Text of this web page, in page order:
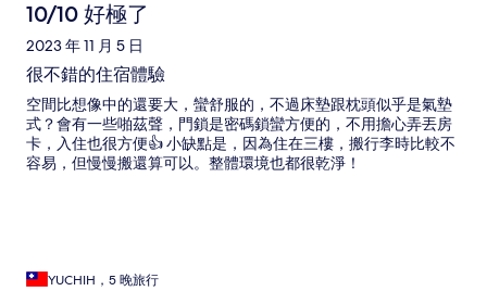
10/10 好極了
2023 年 11 月 5 日
很不錯的住宿體驗
空間比想像中的還要大，蠻舒服的，不過床墊跟枕頭似乎是氣墊
式？會有一些啪茲聲，門鎖是密碼鎖蠻方便的，不用擔心弄丟房
卡，入住也很方便👍 小缺點是，因為住在三樓，搬行李時比較不
容易，但慢慢搬還算可以。整體環境也都很乾淨！
YUCHIH，5 晚旅行